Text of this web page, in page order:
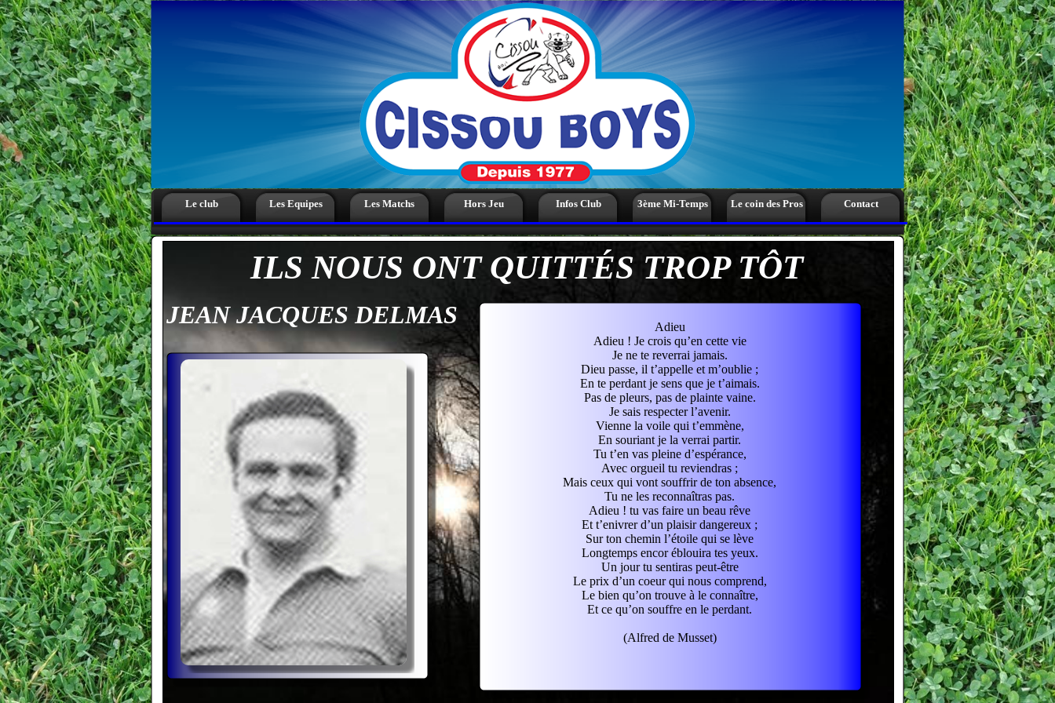
ILS NOUS ONT QUITTÉS TROP TÔT
Adieu
Adieu ! Je crois qu’en cette vie
Je ne te reverrai jamais.
Dieu passe, il t’appelle et m’oublie ;
En te perdant je sens que je t’aimais.
Pas de pleurs, pas de plainte vaine.
Je sais respecter l’avenir.
Vienne la voile qui t’emmène,
En souriant je la verrai partir.
Tu t’en vas pleine d’espérance,
Avec orgueil tu reviendras ;
Mais ceux qui vont souffrir de ton absence,
Tu ne les reconnaîtras pas.
Adieu ! tu vas faire un beau rêve
Et t’enivrer d’un plaisir dangereux ;
Sur ton chemin l’étoile qui se lève
Longtemps encor éblouira tes yeux.
Un jour tu sentiras peut-être
Le prix d’un coeur qui nous comprend,
Le bien qu’on trouve à le connaître,
Et ce qu’on souffre en le perdant.
(Alfred de Musset)
JEAN JACQUES DELMAS
Le club Les Equipes Les Matchs Hors Jeu Infos Club 3ème Mi-Temps Le coin des Pros Contact